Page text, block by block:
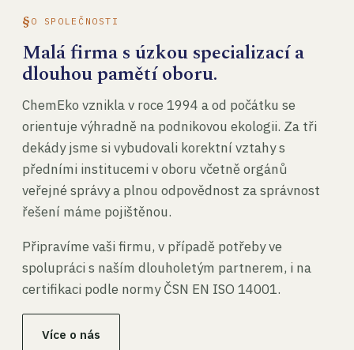
O SPOLEČNOSTI
Malá firma s úzkou specializací a
dlouhou pamětí oboru.
ChemEko vznikla v roce 1994 a od počátku se
orientuje výhradně na podnikovou ekologii. Za tři
dekády jsme si vybudovali korektní vztahy s
předními institucemi v oboru včetně orgánů
veřejné správy a plnou odpovědnost za správnost
řešení máme pojištěnou.
Připravíme vaši firmu, v případě potřeby ve
spolupráci s naším dlouholetým partnerem, i na
certifikaci podle normy ČSN EN ISO 14001.
Více o nás